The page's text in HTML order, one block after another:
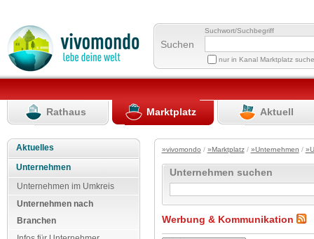
Suchen
Suchwort/Suchbegriff
nur in Kanal Marktplatz
Rathaus Marktplatz Aktuell
Aktuelles
Unternehmen
Unternehmen im Umkreis
Unternehmen nach
Branchen
»vivomondo / »Marktplatz/ »Unternehmen /
Unternehmen suchen
Werbung & Kommunikation